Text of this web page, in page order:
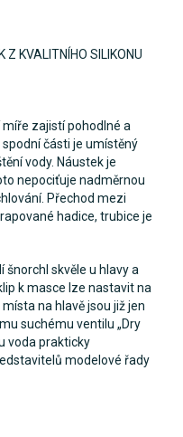
Z KVALITNÍHO SILIKONU
zajistí pohodlné a
části je umístěný
vody. Náustek je
nepociťuje nadměrnou
Přechod mezi
hadice, trubice je
skvěle u hlavy a
k masce lze nastavit na
na hlavě jsou již jen
suchému ventilu „Dry
voda prakticky
modelové řady